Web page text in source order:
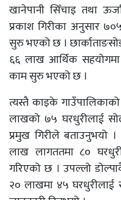
खानेपानी सिँचाइ तथा
प्रकाश गिरीका अनुसार
सुरु भएको छ ।
६६ लाख आर्थिक
काम सुरु भएको छ ।
त्यस्तै काइके
लाखको ७५ घरधुरीलाई
प्रमुख गिरीले बताउनुभयो
लाख लागततमा ८०
गरिएको छ । उपल्लो
२० लाखमा ४५